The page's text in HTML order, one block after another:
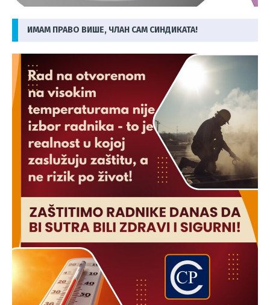
ИМАМ ПРАВО ВИШЕ, ЧЛАН САМ СИНДИКАТА!